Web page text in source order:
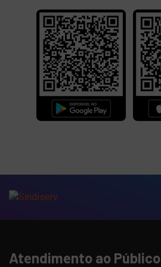
Atendimento ao Público